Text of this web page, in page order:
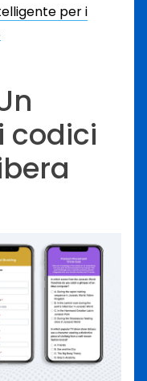
per i
codici